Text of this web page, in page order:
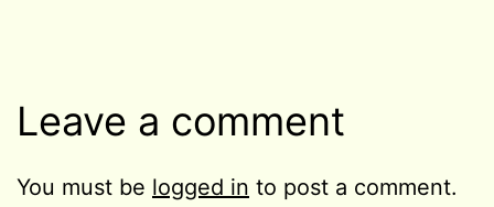
Leave a comment
You must be logged in to post a comment.